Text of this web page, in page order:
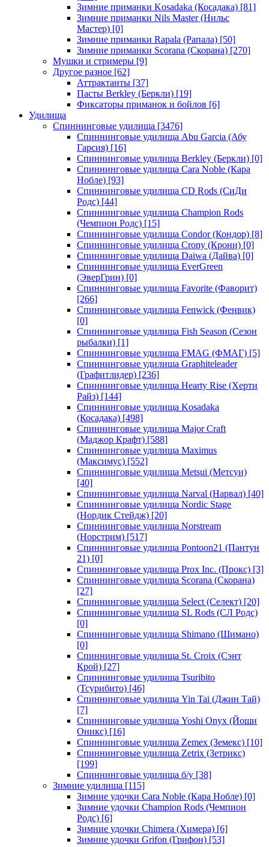
Зимние приманки Kosadaka (Косадака) [81]
Зимние приманки Nils Master (Нильс
Мастер) [0]
Зимние приманки Rapala (Рапала) [50]
Зимние приманки Scorana (Скорана) [270]
Мушки и стримеры [9]
Другое разное [62]
Аттрактанты [37]
Пасты Berkley (Беркли) [19]
Фиксаторы приманок и бойлов [6]
Удилища
Спиннинговые удилища [3476]
Спиннинговые удилища Abu Garcia (Абу
Гарсия) [16]
Спиннинговые удилища Berkley (Беркли) [0]
Спиннинговые удилища Cara Noble (Кара
Нобле) [93]
Спиннинговые удилища CD Rods (СиДи
Родс) [44]
Спиннинговые удилища Champion Rods
(Чемпион Родс) [15]
Спиннинговые удилища Condor (Кондор) [8]
Спиннинговые удилища Crony (Крони) [0]
Спиннинговые удилища Daiwa (Дайва) [0]
Спиннинговые удилища EverGreen
(ЭверГрин) [0]
Спиннинговые удилища Favorite (Фаворит)
[266]
Спиннинговые удилища Fenwick (Фенвик)
[0]
Спиннинговые удилища Fish Season (Сезон
рыбалки) [1]
Спиннинговые удилища FMAG (ФМАГ) [5]
Спиннинговые удилища Graphiteleader
(Графитлидер) [236]
Спиннинговые удилища Hearty Rise (Херти
Райз) [144]
Спиннинговые удилища Kosadaka
(Косадака) [498]
Спиннинговые удилища Major Craft
(Маджор Крафт) [588]
Спиннинговые удилища Maximus
(Максимус) [552]
Спиннинговые удилища Metsui (Метсуи)
[40]
Спиннинговые удилища Narval (Нарвал) [40]
Спиннинговые удилища Nordic Stage
(Нордик Стейдж) [20]
Спиннинговые удилища Norstream
(Норстрим) [517]
Спиннинговые удилища Pontoon21 (Пантун
21) [0]
Спиннинговые удилища Prox Inc. (Прокс) [3]
Спиннинговые удилища Scorana (Скорана)
[27]
Спиннинговые удилища Select (Селект) [20]
Спиннинговые удилища SL Rods (СЛ Родс)
[0]
Спиннинговые удилища Shimano (Шимано)
[0]
Спиннинговые удилища St. Croix (Сэнт
Крой) [27]
Спиннинговые удилища Tsuribito
(Тсурибито) [46]
Спиннинговые удилища Yin Tai (Джин Тай)
[7]
Спиннинговые удилища Yoshi Onyx (Йоши
Оникс) [16]
Спиннинговые удилища Zemex (Земекс) [10]
Спиннинговые удилища Zetrix (Зетрикс)
[199]
Спиннинговые удилища б/у [38]
Зимние удилища [115]
Зимние удочки Cara Noble (Кара Нобле) [0]
Зимние удочки Champion Rods (Чемпион
Родс) [6]
Зимние удочки Chimera (Химера) [6]
Зимние удочки Grifon (Грифон) [53]